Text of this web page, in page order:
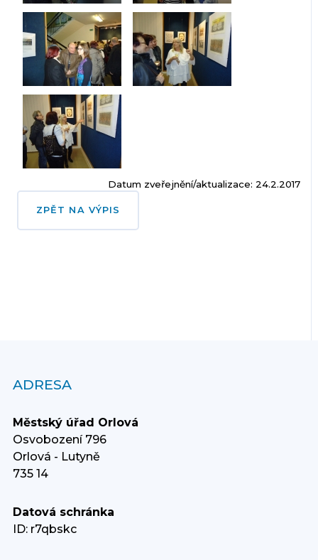
Datum zveřejnění/aktualizace: 24.2.2017
ZPĚT NA VÝPIS
ADRESA
Městský úřad Orlová
Osvobození 796
Orlová - Lutyně
735 14
Datová schránka
ID: r7qbskc